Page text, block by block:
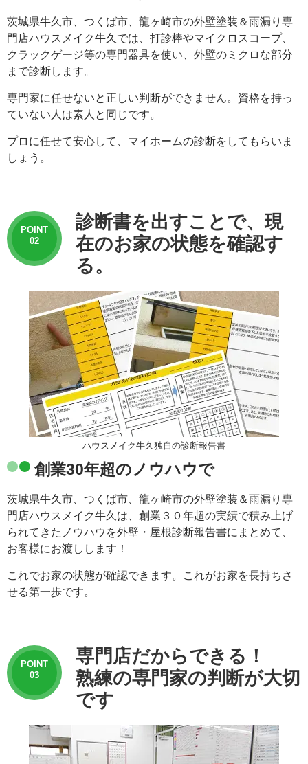
茨城県牛久市、つくば市、龍ヶ崎市の外壁塗装＆雨漏り専
門店ハウスメイク牛久では、打診棒やマイクロスコープ、
クラックゲージ等の専門器具を使い、外壁のミクロな部分
まで診断します。
専門家に任せないと正しい判断ができません。資格を持っ
ていない人は素人と同じです。
プロに任せて安心して、マイホームの診断をしてもらいま
しょう。
POINT
02
診断書を出すことで、現
在のお家の状態を確認す
る。
ハウスメイク牛久独自の診断報告書
創業30年超のノウハウで
茨城県牛久市、つくば市、龍ヶ崎市の外壁塗装＆雨漏り専
門店ハウスメイク牛久は、創業３０年超の実績で積み上げ
られてきたノウハウを外壁・屋根診断報告書にまとめて、
お客様にお渡しします！
これでお家の状態が確認できます。これがお家を長持ちさ
せる第一歩です。
POINT
03
専門店だからできる！
熟練の専門家の判断が大切
です